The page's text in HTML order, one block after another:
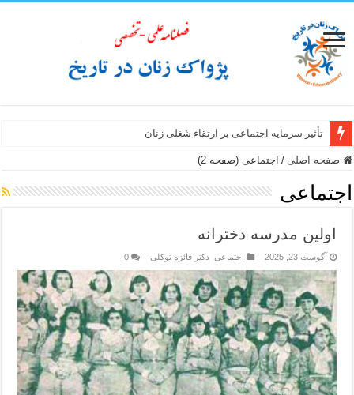
تأثیر سرمایه اجتماعی بر ارتقاء شغلی زنان
سبک زندگی زن ایرانی از نگاه سفرنامه نویسان غیر ایرانی عصر صفوی
صفحه اصلی / اجتماعی (صفحه 2)
اجتماعی
اولین مدرسه دخترانه
آگوست 23, 2025 اجتماعی دکتر فائزه توکلی 0